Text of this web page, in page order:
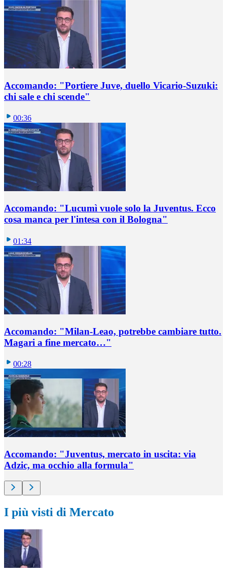
Accomando: "Portiere Juve, duello Vicario-Suzuki:
chi sale e chi scende"
00:36
Accomando: "Lucumì vuole solo la Juventus. Ecco
cosa manca per l'intesa con il Bologna"
01:34
Accomando: "Milan-Leao, potrebbe cambiare tutto.
Magari a fine mercato…"
00:28
Accomando: "Juventus, mercato in uscita: via
Adzic, ma occhio alla formula"
I più visti di Mercato